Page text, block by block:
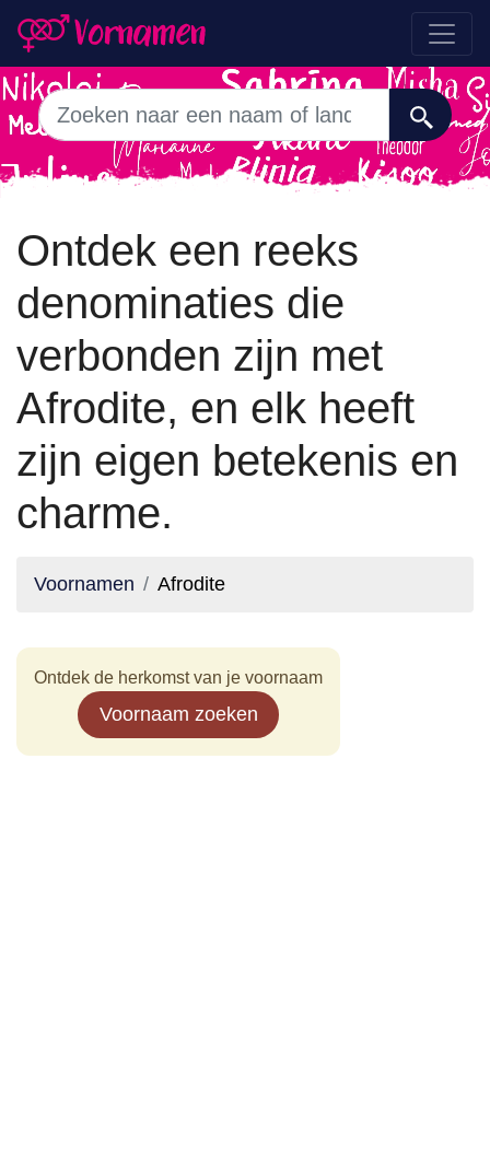
Ontdek een reeks
denominaties die
verbonden zijn met
Afrodite, en elk heeft
zijn eigen betekenis en
charme.
Voornamen Afrodite
Ontdek de herkomst van je voornaam
Voornaam zoeken